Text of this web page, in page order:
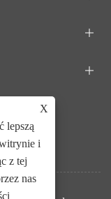
X
lepszą
i
z tej
nas